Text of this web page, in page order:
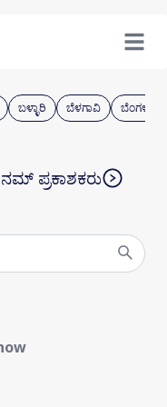
Open
ಬಳ್ಳಾರಿ ಬೆಳಗಾವಿ
ನಮ್ ಪ್ರಕಾಶಕರು